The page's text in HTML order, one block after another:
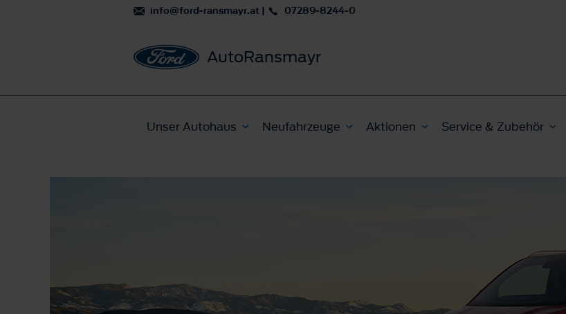
info@ford-ransmayr.at | 07289-8244-0
AutoRansmayr
Unser Autohaus Neufahrzeuge Aktionen Service & Zubehör